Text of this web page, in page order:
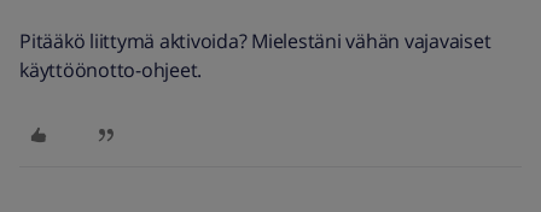
Pitääkö liittymä aktivoida? Mielestäni vähän vajavaiset
käyttöönotto-ohjeet.